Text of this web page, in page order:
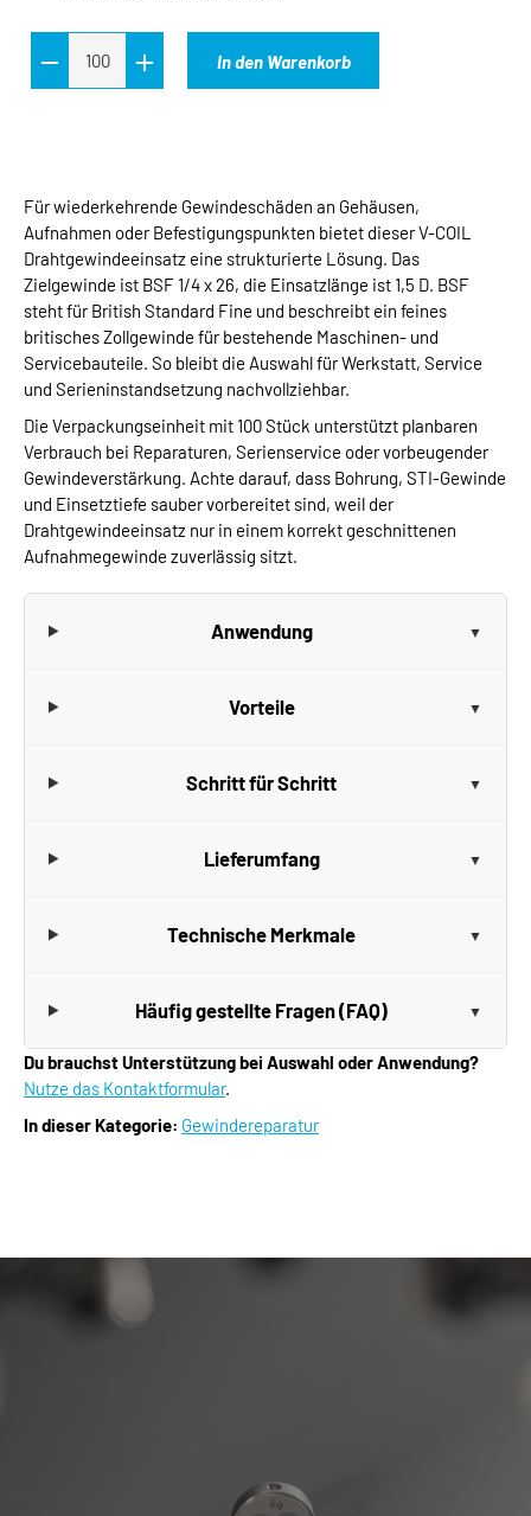
In den Warenkorb
Für wiederkehrende Gewindeschäden an Gehäusen,
Aufnahmen oder Befestigungspunkten bietet dieser V-COIL
Drahtgewindeeinsatz eine strukturierte Lösung. Das
Zielgewinde ist BSF 1/4 x 26, die Einsatzlänge ist 1,5 D. BSF
steht für British Standard Fine und beschreibt ein feines
britisches Zollgewinde für bestehende Maschinen- und
Servicebauteile. So bleibt die Auswahl für Werkstatt, Service
und Serieninstandsetzung nachvollziehbar.
Die Verpackungseinheit mit 100 Stück unterstützt planbaren
Verbrauch bei Reparaturen, Serienservice oder vorbeugender
Gewindeverstärkung. Achte darauf, dass Bohrung, STI-Gewinde
und Einsetztiefe sauber vorbereitet sind, weil der
Drahtgewindeeinsatz nur in einem korrekt geschnittenen
Aufnahmegewinde zuverlässig sitzt.
Anwendung
Vorteile
Schritt für Schritt
Lieferumfang
Technische Merkmale
Häufig gestellte Fragen (FAQ)
Du brauchst Unterstützung bei Auswahl oder Anwendung?
Nutze das Kontaktformular.
In dieser Kategorie: Gewindereparatur